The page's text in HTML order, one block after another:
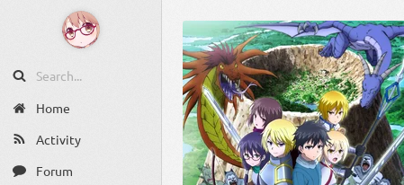
Home
Activity
Forum